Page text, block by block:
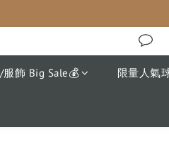
飾 Big Sale💰 限量人氣